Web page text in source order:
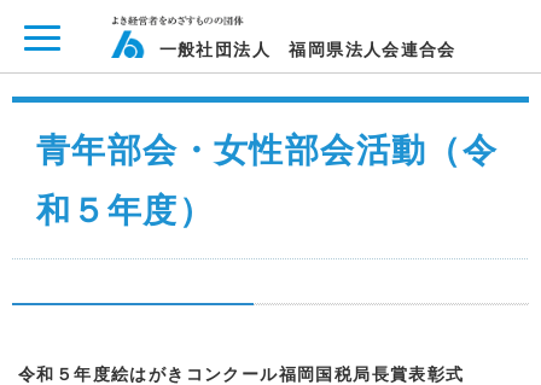
一般社団法人 福岡県法人会連合会
青年部会・女性部会活動（令
和５年度）
令和５年度絵はがきコンクール福岡国税局長賞表彰式